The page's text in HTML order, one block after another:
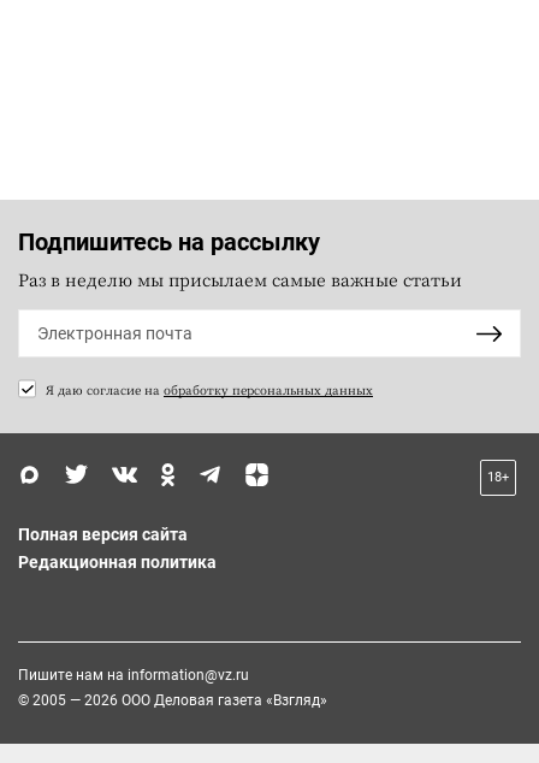
Подпишитесь на рассылку
Раз в неделю мы присылаем самые важные статьи
Я даю согласие на обработку персональных данных
18+
Полная версия сайта
Редакционная политика
Пишите нам на information@vz.ru
© 2005 — 2026 ООО Деловая газета «Взгляд»